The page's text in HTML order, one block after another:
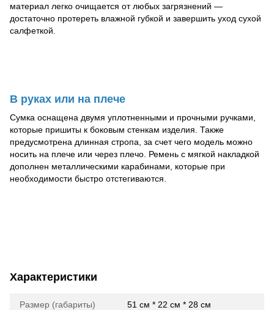
материал легко очищается от любых загрязнений —
достаточно протереть влажной губкой и завершить уход сухой
салфеткой.
В руках или на плече
Сумка оснащена двумя уплотненными и прочными ручками,
которые пришиты к боковым стенкам изделия. Также
предусмотрена длинная стропа, за счет чего модель можно
носить на плече или через плечо. Ремень с мягкой накладкой
дополнен металлическими карабинами, которые при
необходимости быстро отстегиваются.
Характеристики
Размер (габариты) 51 см * 22 см * 28 см